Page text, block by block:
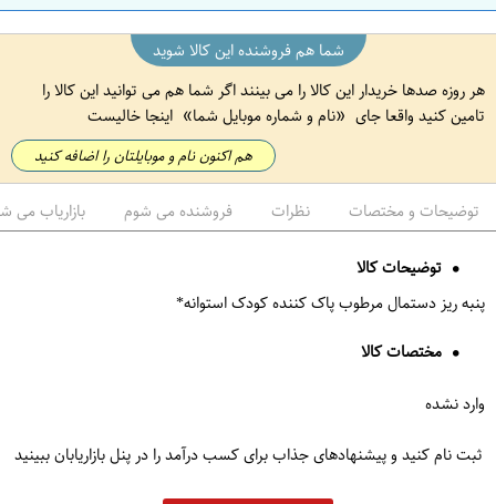
شما هم فروشنده این کالا شوید
هر روزه صدها خریدار این کالا را می بینند اگر شما هم می توانید این کالا را
تامین کنید واقعا جای
نام و شماره موبایل شما اینجا خالیست
هم اکنون نام و موبایلتان را اضافه کنید
توضیحات و مختصات نظرات فروشنده می شوم بازاریاب می
توضیحات کالا
پنبه ریز دستمال مرطوب پاک کننده کودک استوانه*
مختصات کالا
وارد نشده
ثبت نام کنید و پیشنهادهای جذاب برای کسب درآمد را در پنل بازاریابان ببینید